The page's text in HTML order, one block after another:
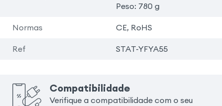
Peso: 780 g
Normas CE, RoHS
Ref STAT-YFYA55
Compatibilidade
Verifique a compatibilidade com o seu